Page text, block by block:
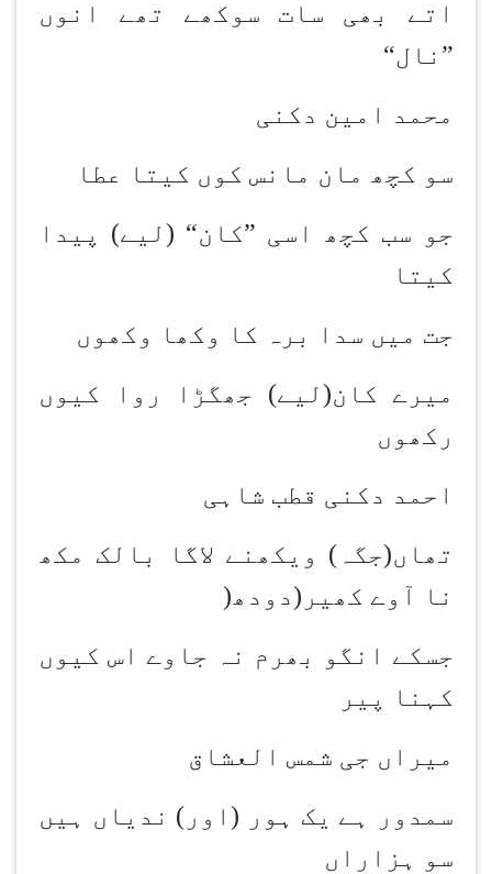
اتے بھی سات سوکھے تھے انوں
”نال“
محمد امین دکنی
سو کچھ مان مانس کوں کیتا عطا
جو سب کچھ اسی ”کان“ (لیے) پیدا
کیتا
جت میں سدا برہ کا وکھا وکھوں
میرے کان(لیے) جھگڑا روا کیوں
رکھوں
احمد دکنی قطب شاہی
تھاں(جگہ) ویکھنے لاگا بالک مکھ
نا آوے کھیر(دودھ)
جسکے انگو بھرم نہ جاوے اس کیوں
کہنا پیر
میراں جی شمس العشاق
سمدور ہے یک ہور (اور) ندیاں ہیں
سو ہزاراں